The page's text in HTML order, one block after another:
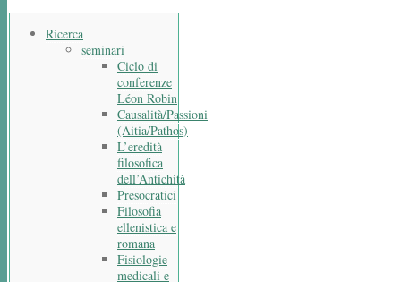
Ricerca
seminari
Ciclo di
conferenze
Léon Robin
Causalità/Passioni
(Aitia/Pathos)
L’eredità
filosofica
dell’Antichità
Presocratici
Filosofia
ellenistica e
romana
Fisiologie
medicali e